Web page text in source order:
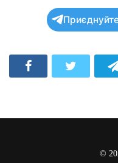
©